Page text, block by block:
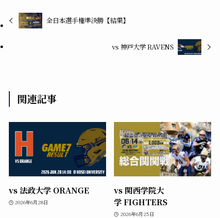
全日本選手権準決勝【結果】
vs 神戸大学 RAVENS
関連記事
vs 法政大学 ORANGE
2026年6月28日
vs 関西学院大
学 FIGHTERS
2026年6月25日